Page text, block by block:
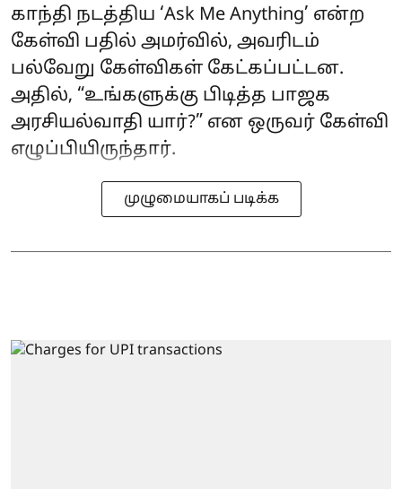
காந்தி நடத்திய ‘Ask Me Anything’ என்ற
கேள்வி பதில் அமர்வில், அவரிடம்
பல்வேறு கேள்விகள் கேட்கப்பட்டன.
அதில், “உங்களுக்கு பிடித்த பாஜக
அரசியல்வாதி யார்?” என ஒருவர் கேள்வி
எழுப்பியிருந்தார்.
முழுமையாகப் படிக்க